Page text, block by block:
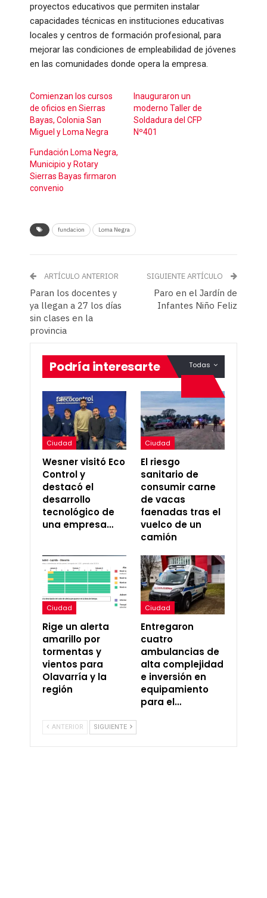
proyectos educativos que permiten instalar
capacidades técnicas en instituciones educativas
locales y centros de formación profesional, para
mejorar las condiciones de empleabilidad de jóvenes
en las comunidades donde opera la empresa.
Comienzan los cursos
de oficios en Sierras
Bayas, Colonia San
Miguel y Loma Negra
Inauguraron un
moderno Taller de
Soldadura del CFP
Nº401
Fundación Loma Negra,
Municipio y Rotary
Sierras Bayas firmaron
convenio
fundacion Loma Negra
ARTÍCULO ANTERIOR
Paran los docentes y
ya llegan a 27 los días
sin clases en la
provincia
SIGUIENTE ARTÍCULO
Paro en el Jardín de
Infantes Niño Feliz
Todas
Podría interesarte
Ciudad
Wesner visitó Eco
Control y
destacó el
desarrollo
tecnológico de
una empresa…
Ciudad
El riesgo
sanitario de
consumir carne
de vacas
faenadas tras el
vuelco de un
camión
Ciudad
Rige un alerta
amarillo por
tormentas y
vientos para
Olavarría y la
región
Ciudad
Entregaron
cuatro
ambulancias de
alta complejidad
e inversión en
equipamiento
para el…
ANTERIOR SIGUIENTE